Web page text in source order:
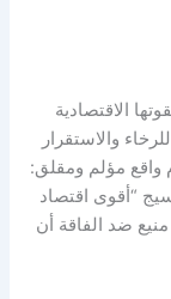
الاقتصادية
والاستقرار
واقع مؤلم ومقلق:
“أقوى اقتصاد
ضد الفاقة أن